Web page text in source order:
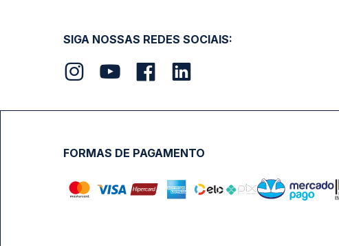
SIGA NOSSAS REDES SOCIAIS:
FORMAS DE PAGAMENTO